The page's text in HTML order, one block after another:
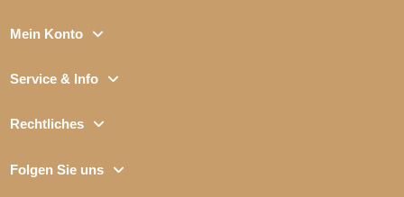
Mein Konto
Service & Info
Rechtliches
Folgen Sie uns